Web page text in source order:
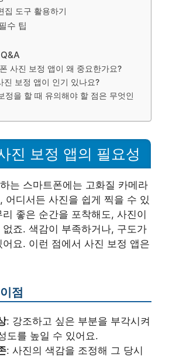
집 도구 활용하기
수 팁
사진 보정 앱이 왜 중요한가요?
진 보정 앱이 인기 있나요?
정을 할 때 유의해야 할 점은 무엇인
진 보정 앱의 필요성
는 스마트폰에는 고화질 카메라
어디서든 사진을 쉽게 찍을 수 있
좋은 순간을 포착해도, 사진이
죠. 색감이 부족하거나, 구도가
요. 이런 점에서 사진 보정 앱은
점
: 강조하고 싶은 부분을 부각시켜
도를 높일 수 있어요.
: 사진의 색감을 조정해 그 당시